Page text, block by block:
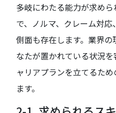
多岐にわたる能力が求め
で、ノルマ、クレーム対
側面も存在します。業界
なたが置かれている状況
ャリアプランを立てるた
ます。